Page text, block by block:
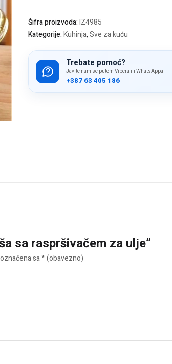
količina
Šifra proizvoda:IZ4985
Kategorije:Kuhinja,Sve za kuću
Trebate pomoć?
Javite nam se putem Vibera ili WhatsAppa
+387 63 405 186
sa raspršivačem za ulje”
sa* (obavezno)